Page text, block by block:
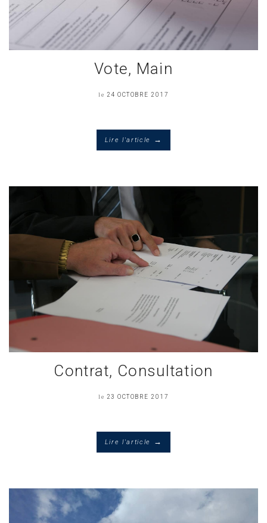
Vote, Main
le 24 OCTOBRE 2017
Lire l'article →
Contrat, Consultation
le 23 OCTOBRE 2017
Lire l'article →